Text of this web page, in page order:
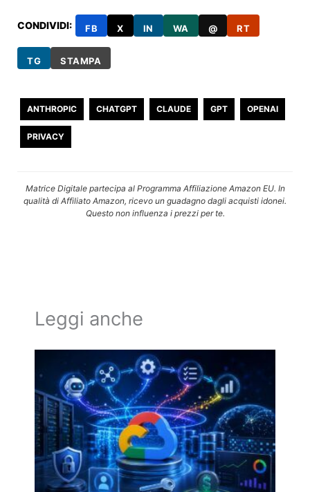
CONDIVIDI: FB X IN WA @ RT
TG STAMPA
ANTHROPIC CHATGPT CLAUDE GPT OPENAI
PRIVACY
Matrice Digitale partecipa al Programma Affiliazione Amazon EU. In
qualità di Affiliato Amazon, ricevo un guadagno dagli acquisti idonei.
Questo non influenza i prezzi per te.
Leggi anche